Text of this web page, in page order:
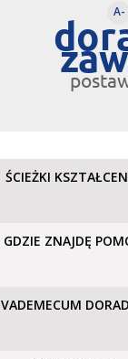
A-
ŚCIEŻKI
GDZIE ZNAJDĘ
VADEMECUM